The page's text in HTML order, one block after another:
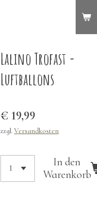
Lalino Trofast -
Luftballons
€ 19,99
zzgl. Versandkosten
In den
Warenkorb